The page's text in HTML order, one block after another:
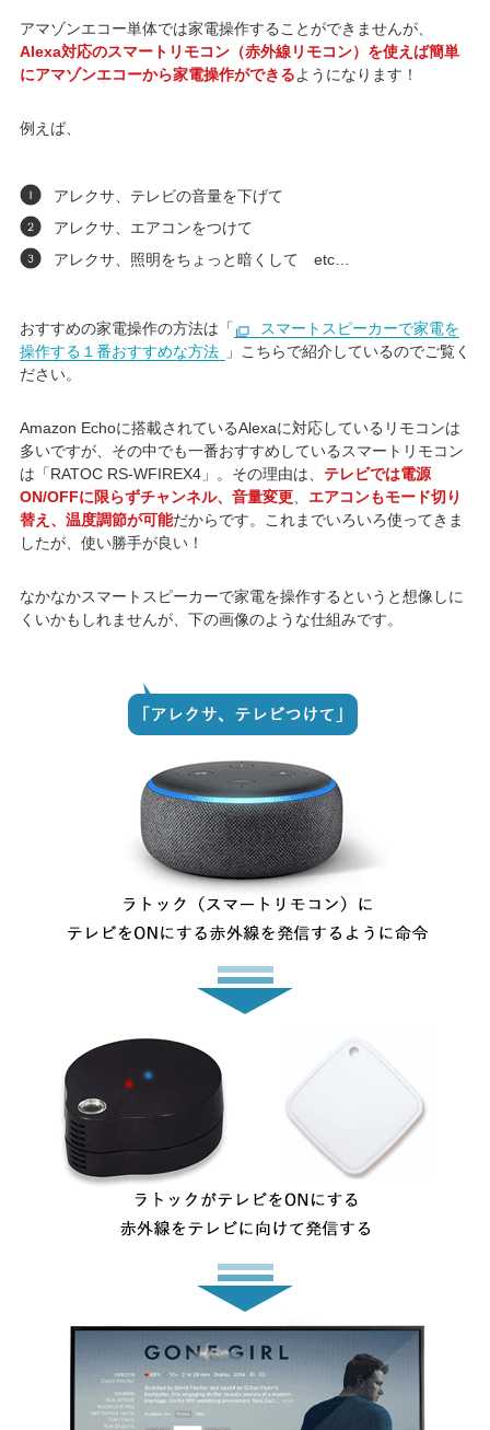
アマゾンエコー単体では家電操作することができませんが、
Alexa対応のスマートリモコン（赤外線リモコン）を使えば簡単
にアマゾンエコーから家電操作ができるようになります！
例えば、
アレクサ、テレビの音量を下げて
アレクサ、エアコンをつけて
アレクサ、照明をちょっと暗くして etc…
おすすめの家電操作の方法は「
スマートスピーカーで家電を
操作する１番おすすめな方法
」こちらで紹介しているのでご覧く
ださい。
Amazon Echoに搭載されているAlexaに対応しているリモコンは
多いですが、その中でも一番おすすめしているスマートリモコン
は「RATOC RS-WFIREX4」。その理由は、 テレビでは電源
ON/OFFに限らずチャンネル、音量変更、 エアコンもモード切り
替え、温度調節が可能だからです。これまでいろいろ使ってきま
したが、使い勝手が良い！
なかなかスマートスピーカーで家電を操作するというと想像しに
くいかもしれませんが、下の画像のような仕組みです。